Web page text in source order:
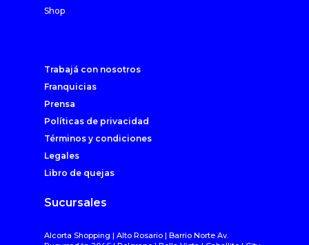
Shop
Trabajá con nosotros
Franquicias
Prensa
Políticas de privacidad
Términos y condiciones
Legales
Libro de quejas
Sucursales
Alcorta Shopping | Alto Rosario | Barrio Norte Av.